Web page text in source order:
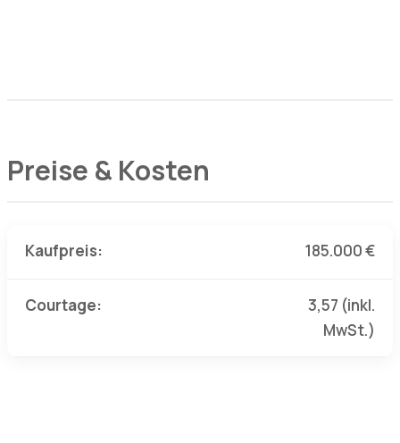
Preise & Kosten
Kaufpreis: 185.000 €
Courtage:
3,57 (inkl.
MwSt.)